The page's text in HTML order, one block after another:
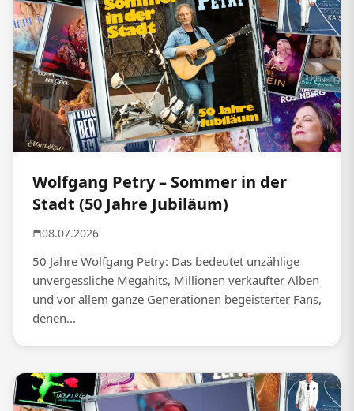
Wolfgang Petry – Sommer in der
Stadt (50 Jahre Jubiläum)
08.07.2026
50 Jahre Wolfgang Petry: Das bedeutet unzählige
unvergessliche Megahits, Millionen verkaufter Alben
und vor allem ganze Generationen begeisterter Fans,
denen...